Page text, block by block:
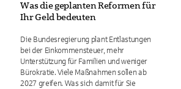
Was die geplanten Reformen für
Ihr Geld bedeuten
Die Bundesregierung plant Entlastungen
bei der Einkommensteuer, mehr
Unterstützung für Familien und weniger
Bürokratie. Viele Maßnahmen sollen ab
2027 greifen. Was sich damit für Sie